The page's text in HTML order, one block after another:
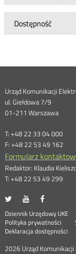
Dostępność
Dane
kontaktowe
Urząd Komunikacji
ul. Giełdowa 7/9
01-211 Warszawa
T: +48 22 33 04 000
F: +48 22 53 49 162
Formularz
Redaktor: Klaudia
T: +48 22 53 49 299
UKE
portalu
Twitter
Otwórz
nowym
oknie
UKE
portalu
Youtube
Otwórz
nowym
oknie
portalu
nowym
oknie
Stopka
menu
Dziennik Urzędowy UKE
Polityka prywatności
w
Deklaracja dostępności
2026 Urząd